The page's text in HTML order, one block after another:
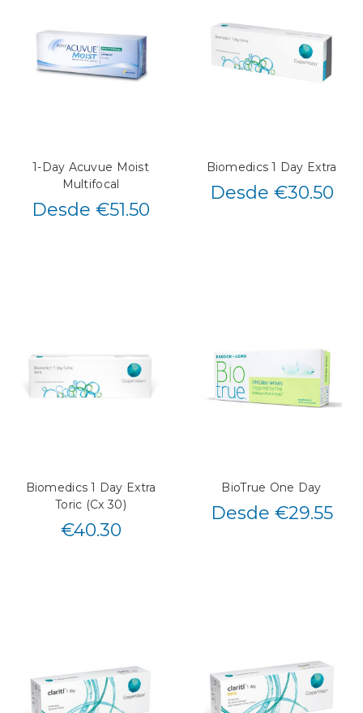
1-Day Acuvue Moist
Multifocal
Desde €51.50
Biomedics 1 Day Extra
Desde €30.50
Biomedics 1 Day Extra
Toric (Cx 30)
€40.30
BioTrue One Day
Desde €29.55